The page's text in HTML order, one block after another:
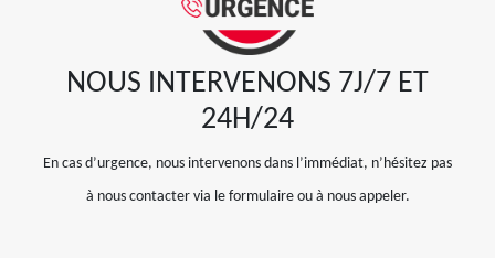
NOUS INTERVENONS 7J/7 ET
24H/24
En cas d’urgence, nous intervenons dans l’immédiat, n’hésitez pas
à nous contacter via le formulaire ou à nous appeler.